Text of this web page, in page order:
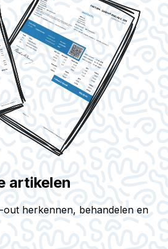
artikelen
herkennen, behandelen en